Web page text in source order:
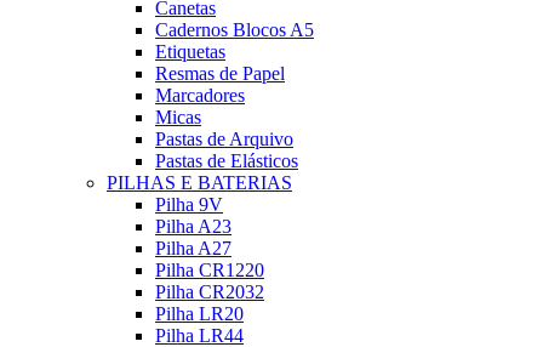
Canetas
Cadernos Blocos A5
Etiquetas
Resmas de Papel
Marcadores
Micas
Pastas de Arquivo
Pastas de Elásticos
PILHAS E BATERIAS
Pilha 9V
Pilha A23
Pilha A27
Pilha CR1220
Pilha CR2032
Pilha LR20
Pilha LR44